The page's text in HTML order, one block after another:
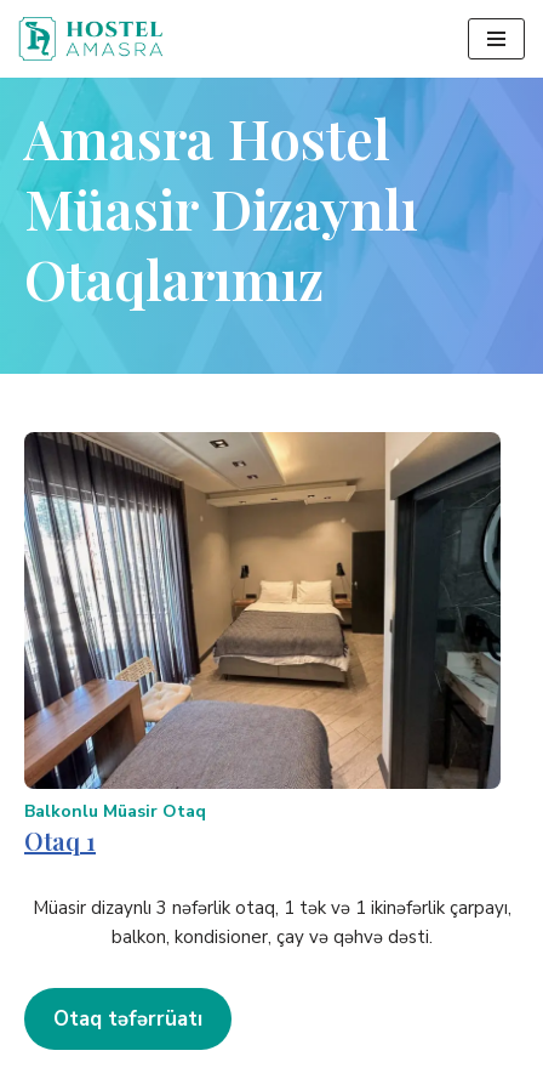
Məzmuna
Amasra Hostel
Müasir Dizaynlı
Otaqlarımız
Balkonlu Müasir Otaq
Otaq 1
Müasir dizaynlı 3 nəfərlik otaq, 1 tək və 1 ikinəfərlik çarpayı,
balkon, kondisioner, çay və qəhvə dəsti.
Otaq təfərrüatı